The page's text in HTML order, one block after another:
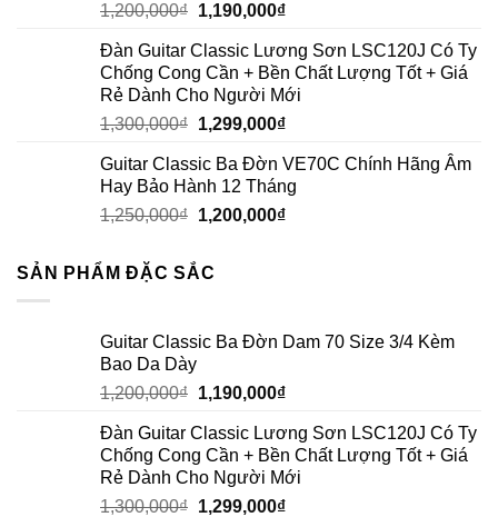
1,200,000₫ 1,190,000₫
Đàn Guitar Classic Lương Sơn LSC120J Có Ty
Chống Cong Cần + Bền Chất Lượng Tốt + Giá
Rẻ Dành Cho Người Mới
1,300,000₫ 1,299,000₫
Guitar Classic Ba Đờn VE70C Chính Hãng Âm
Hay Bảo Hành 12 Tháng
1,250,000₫ 1,200,000₫
SẢN PHẨM ĐẶC SẮC
Guitar Classic Ba Đờn Dam 70 Size 3/4 Kèm
Bao Da Dày
1,200,000₫ 1,190,000₫
Đàn Guitar Classic Lương Sơn LSC120J Có Ty
Chống Cong Cần + Bền Chất Lượng Tốt + Giá
Rẻ Dành Cho Người Mới
1,300,000₫ 1,299,000₫